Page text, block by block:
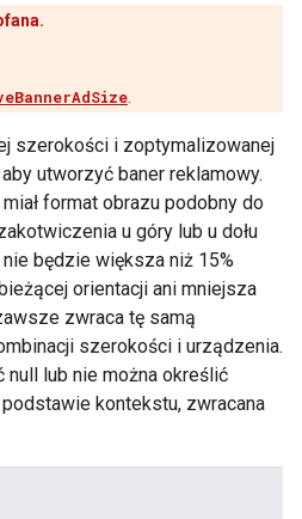
szerokości i zoptymalizowanej
utworzyć baner reklamowy.
format obrazu podobny do
u góry lub u dołu
będzie większa niż 15%
orientacji ani mniejsza
zwraca tę samą
szerokości i urządzenia.
lub nie można określić
kontekstu, zwracana